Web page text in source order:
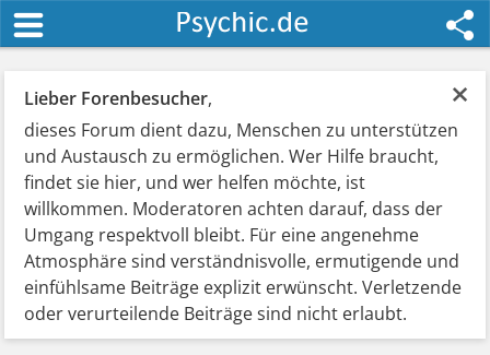
×
Lieber Forenbesucher,
dieses Forum dient dazu, Menschen zu unterstützen
und Austausch zu ermöglichen. Wer Hilfe braucht,
findet sie hier, und wer helfen möchte, ist
willkommen. Moderatoren achten darauf, dass der
Umgang respektvoll bleibt. Für eine angenehme
Atmosphäre sind verständnisvolle, ermutigende und
einfühlsame Beiträge explizit erwünscht. Verletzende
oder verurteilende Beiträge sind nicht erlaubt.